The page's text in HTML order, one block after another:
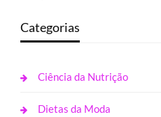
Categorias
Ciência da Nutrição
Dietas da Moda